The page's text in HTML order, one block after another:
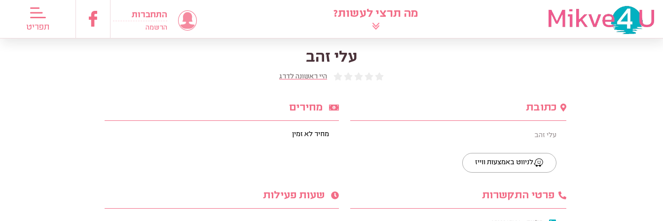
מה תרצי לעשות?
תפריט
התחברות
הרשמה
לוח שאלי את הרב מדריכות כלות
עלי זהב
היי ראשונה לדרג
כתובת
עלי זהב
לניווט באמצעות ווייז
מחירים
מחיר לא זמין
פרטי התקשרות שעות פעילות